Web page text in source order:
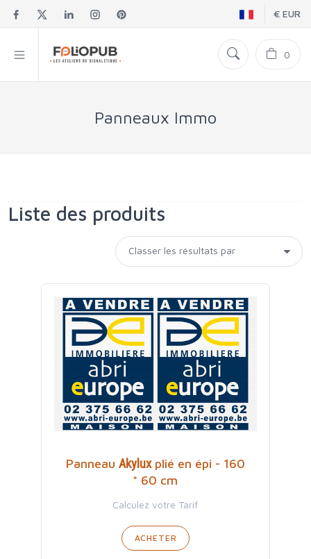
€ EUR
0
Panneaux Immo
Liste des produits
Panneau Akyluxplié en épi - 160
* 60 cm
Calculez votre Tarif
ACHETER